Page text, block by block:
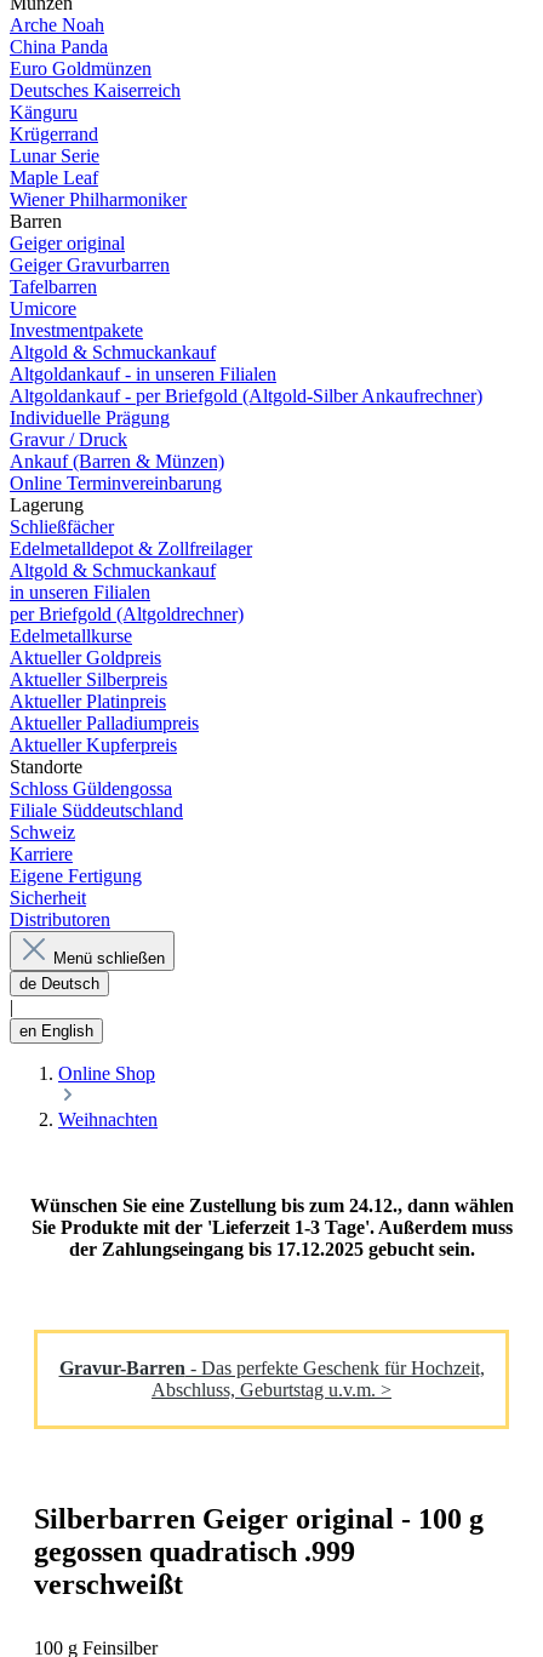
Arche Noah
China Panda
Euro Goldmünzen
Deutsches Kaiserreich
Känguru
Krügerrand
Lunar Serie
Maple Leaf
Wiener Philharmoniker
Barren
Geiger original
Geiger Gravurbarren
Tafelbarren
Umicore
Investmentpakete
Altgold & Schmuckankauf
Altgoldankauf - in unseren Filialen
Altgoldankauf - per Briefgold (Altgold-Silber Ankaufrechner)
Individuelle Prägung
Gravur / Druck
Ankauf (Barren & Münzen)
Online Terminvereinbarung
Lagerung
Schließfächer
Edelmetalldepot & Zollfreilager
Altgold & Schmuckankauf
in unseren Filialen
per Briefgold (Altgoldrechner)
Edelmetallkurse
Aktueller Goldpreis
Aktueller Silberpreis
Aktueller Platinpreis
Aktueller Palladiumpreis
Aktueller Kupferpreis
Standorte
Schloss Güldengossa
Filiale Süddeutschland
Schweiz
Karriere
Eigene Fertigung
Sicherheit
Distributoren
Menü schließen
de Deutsch
en English
Online Shop
Weihnachten
Wünschen Sie eine Zustellung bis zum 24.12., dann wählen
Sie Produkte mit der 'Lieferzeit 1-3 Tage'. Außerdem muss
der Zahlungseingang bis 17.12.2025 gebucht sein.
Gravur-Barren - Das perfekte Geschenk für Hochzeit,
Abschluss, Geburtstag u.v.m. >
Silberbarren Geiger original - 100 g
gegossen quadratisch .999
verschweißt
100 g Feinsilber